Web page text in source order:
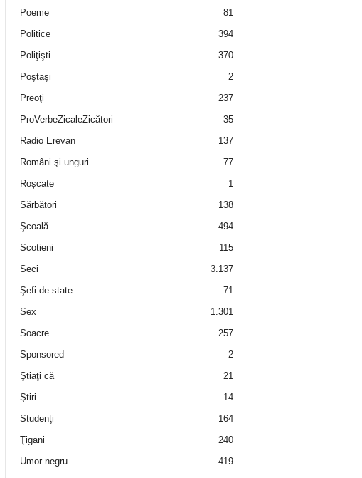
Poeme
81
Politice
394
Poliţişti
370
Poştaşi
2
Preoţi
237
ProVerbeZicaleZicători
35
Radio Erevan
137
Români şi unguri
77
Roșcate
1
Sărbători
138
Şcoală
494
Scotieni
115
Seci
3.137
Şefi de state
71
Sex
1.301
Soacre
257
Sponsored
2
Ştiaţi că
21
Ştiri
14
Studenţi
164
Ţigani
240
Umor negru
419